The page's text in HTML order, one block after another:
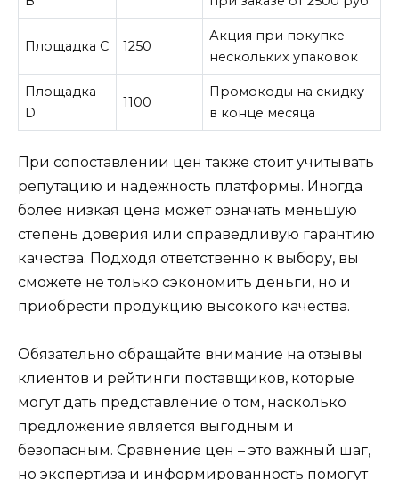
Площадка C 1250
Акция при покупке
нескольких упаковок
Площадка
D
1100
Промокоды на скидку
в конце месяца
При сопоставлении цен также стоит учитывать
репутацию и надежность платформы. Иногда
более низкая цена может означать меньшую
степень доверия или справедливую гарантию
качества. Подходя ответственно к выбору, вы
сможете не только сэкономить деньги, но и
приобрести продукцию высокого качества.
Обязательно обращайте внимание на отзывы
клиентов и рейтинги поставщиков, которые
могут дать представление о том, насколько
предложение является выгодным и
безопасным. Сравнение цен – это важный шаг,
но экспертиза и информированность помогут